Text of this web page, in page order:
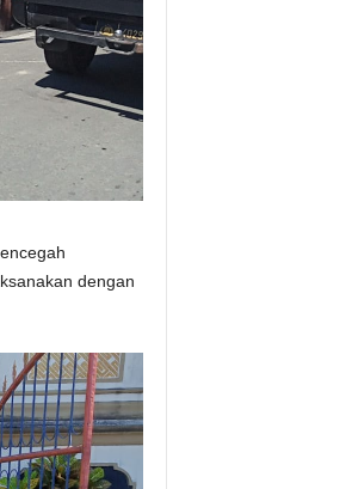
dengan